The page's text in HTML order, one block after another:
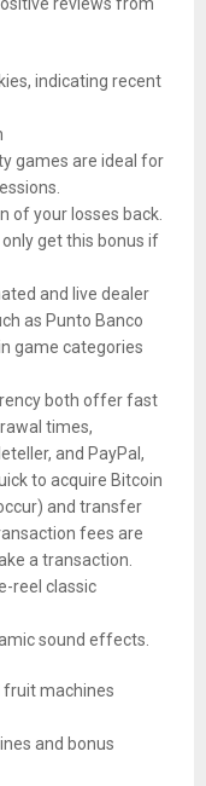
reviews from
indicating recent
games are ideal for
of your losses back.
only get this bonus if
and live dealer
as Punto Banco
game categories
both offer fast
times,
and PayPal,
to acquire Bitcoin
and transfer
fees are
a transaction.
reel classic
sound effects.
fruit machines
and bonus